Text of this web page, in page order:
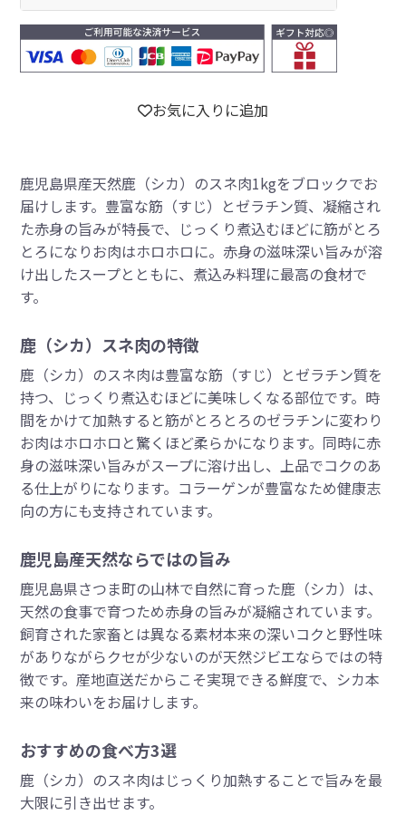
お気に入りに追加
鹿児島県産天然鹿（シカ）のスネ肉1kgをブロックでお
届けします。豊富な筋（すじ）とゼラチン質、凝縮され
た赤身の旨みが特長で、じっくり煮込むほどに筋がとろ
とろになりお肉はホロホロに。赤身の滋味深い旨みが溶
け出したスープとともに、煮込み料理に最高の食材で
す。
鹿（シカ）スネ肉の特徴
鹿（シカ）のスネ肉は豊富な筋（すじ）とゼラチン質を
持つ、じっくり煮込むほどに美味しくなる部位です。時
間をかけて加熱すると筋がとろとろのゼラチンに変わり
お肉はホロホロと驚くほど柔らかになります。同時に赤
身の滋味深い旨みがスープに溶け出し、上品でコクのあ
る仕上がりになります。コラーゲンが豊富なため健康志
向の方にも支持されています。
鹿児島産天然ならではの旨み
鹿児島県さつま町の山林で自然に育った鹿（シカ）は、
天然の食事で育つため赤身の旨みが凝縮されています。
飼育された家畜とは異なる素材本来の深いコクと野性味
がありながらクセが少ないのが天然ジビエならではの特
徴です。産地直送だからこそ実現できる鮮度で、シカ本
来の味わいをお届けします。
おすすめの食べ方3選
鹿（シカ）のスネ肉はじっくり加熱することで旨みを最
大限に引き出せます。